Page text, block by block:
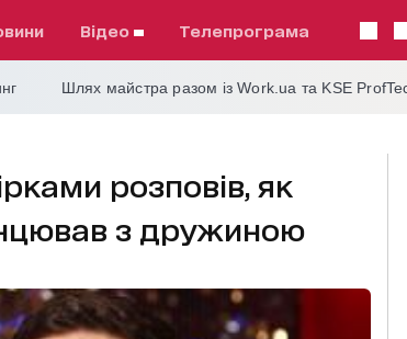
відео телепрограма
Шлях майстра разом із Work.ua та KSE
розповів, як
з дружиною